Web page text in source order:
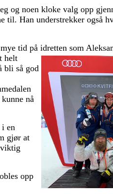
og noen kloke valg opp
til. Han understrekker også
tid på idretten som
helt
bli så god
nå
i en
gjør at
opp